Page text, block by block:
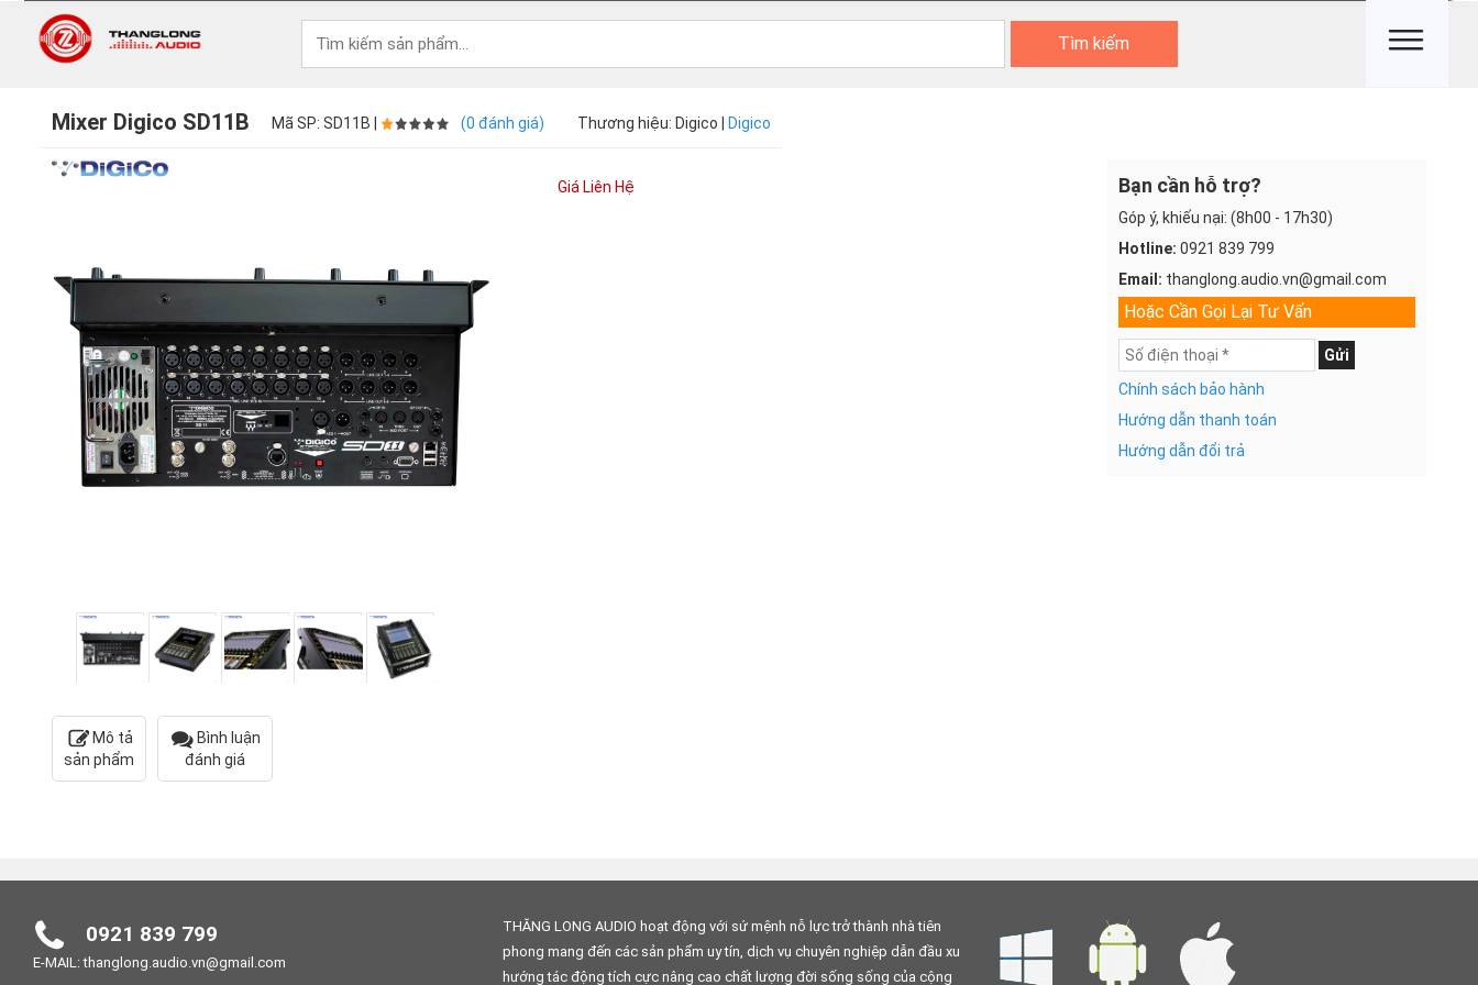
Tìm kiếm
Mixer Digico SD11B Mã SP: SD11B | (0 đánh giá) Thương hiệu: Digico | Digico
Mô tả
sản phẩm
Bình luận
đánh giá
Giá Liên Hệ Bạn cần hỗ trợ?
Góp ý, khiếu nại: (8h00 - 17h30)
Hotline: 0921 839 799
Email: thanglong.audio.vn@gmail.com
Hoặc Cần Gọi Lại Tư Vấn
Gửi
Chính sách bảo hành
Hướng dẫn thanh toán
Hướng dẫn đổi trả
0921 839 799
E-MAIL: thanglong.audio.vn@gmail.com
THĂNG LONG AUDIO hoạt động với sứ mệnh nỗ lực trở thành nhà tiên
phong mang đến các sản phẩm uy tín, dịch vụ chuyên nghiệp dẫn đầu xu
hướng tác động tích cực nâng cao chất lượng đời sống sống của cộng